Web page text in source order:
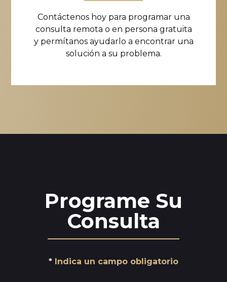
Contáctenos hoy para programar una
consulta remota o en persona gratuita
y permítanos ayudarlo a encontrar una
solución a su problema.
Programe Su
Consulta
Indica un campo obligatorio